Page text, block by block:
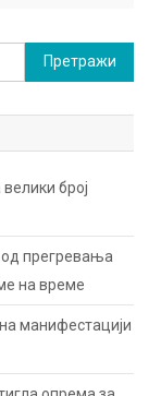
Претрага
за:
број
од прегревања
на време
манифестацији